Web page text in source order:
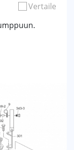
Vertaile